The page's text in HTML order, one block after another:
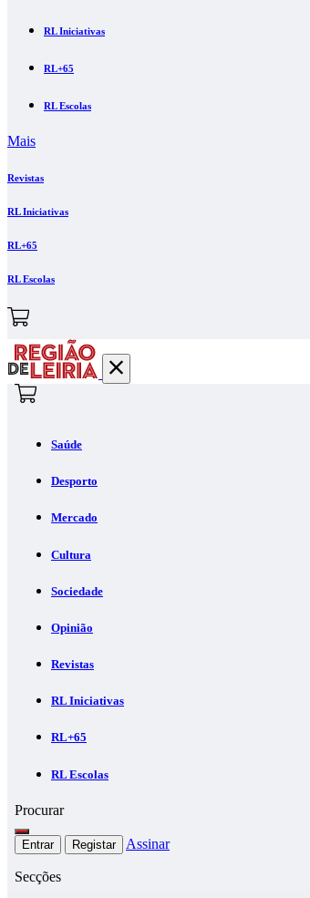
RL Iniciativas
RL+65
RL Escolas
Mais
Revistas
RL Iniciativas
RL+65
RL Escolas
Saúde
Desporto
Mercado
Cultura
Sociedade
Opinião
Revistas
RL Iniciativas
RL+65
RL Escolas
Procurar
Entrar Registar Assinar
Secções